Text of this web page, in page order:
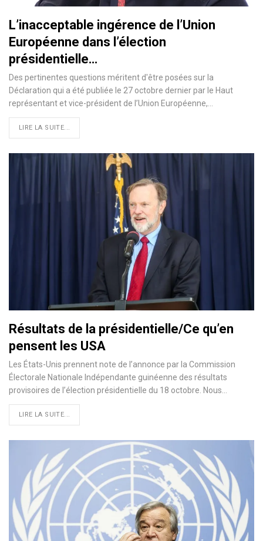
L’inacceptable ingérence de l’Union
Européenne dans l’élection
présidentielle…
Des pertinentes questions méritent d'être posées sur la
Déclaration qui a été publiée le 27 octobre dernier par le Haut
représentant et vice-président de l’Union Européenne,…
LIRE LA SUITE...
Résultats de la présidentielle/Ce qu’en
pensent les USA
Les États-Unis prennent note de l’annonce par la Commission
Électorale Nationale Indépendante guinéenne des résultats
provisoires de l’élection présidentielle du 18 octobre. Nous
LIRE LA SUITE...